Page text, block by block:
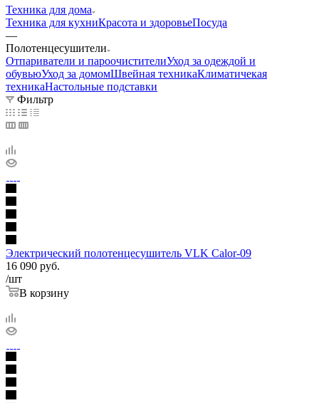
Техника для дома
Техника для кухниКрасота и здоровьеПосуда
—
Полотенцесушители
Отпариватели и пароочистителиУход за одеждой и
обувьюУход за домомШвейная техникаКлиматичекая
техникаНастольные подставки
Фильтр
Электрический полотенцесушитель VLK Calor-09
16 090 руб.
/шт
В корзину